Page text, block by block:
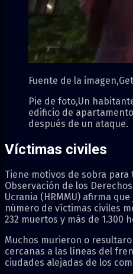
Fuente de la imagen,
Pie de foto,Un
edificio de
después de un ataque.
Víctimas civiles
Tiene motivos de sobra para
Observación de los
Ucrania (HRMMU) afirma
número de víctimas civiles
232 muertos y más de 1.300
Muchos murieron o
cercanas a las líneas del
ciudades alejadas de los